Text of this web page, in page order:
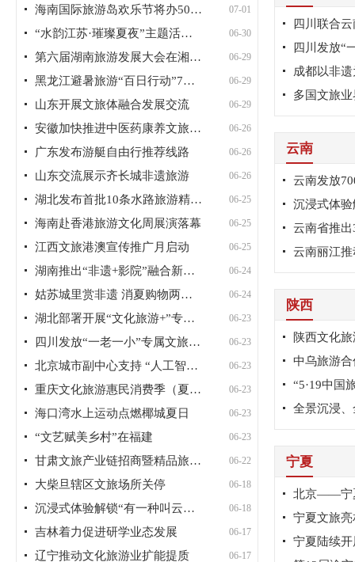
海南国际旅游岛欢乐节将办50余场活动 07-01
“水韵江苏·璀璨夏夜”主题活动启动 06-30
第六届湖南旅游发展大会在湘潭举办 06-29
黑龙江避暑旅游“百日行动”7月启动 06-29
山东开展文旅体融合发展交流 06-29
安徽加快推进中医药康养文旅融合发展 06-26
广东发布游艇自由行推荐线路 06-26
山东交流展示齐长城非遗旅游 06-26
湖北发布首批10条水路旅游精品航线 06-25
海南赴香港旅游文化周展演落幕 06-25
江西文旅港澳宣传推广月启动 06-25
湖南推出“非遗+影院”融合新玩法 06-24
姑苏城里赏非遗 消夏购物两相宜 06-24
湖北部署开展“文化旅游+”专项行动 06-23
四川发放“一老一小”专属文旅消费券 06-23
北京城市副中心支持 “人工智能+... 06-23
重庆文化旅游惠民消费季（夏季）启幕 06-23
海口湾水上运动点燃椰城夏日 06-23
“文艺赋美乡村”在福建 06-23
甘肃文旅产业链招商暨精品旅游线... 06-22
大柴旦辖区文旅场所关停 06-18
沉浸式体验解锁“有一种叫云南的... 06-18
吉林着力促进研学业态发展 06-17
辽宁推动文化旅游业扩能提质 06-17
多国文旅
云南
云南发放
云南丽江推
陕西
陕西文化
中乌旅游
宁夏
宁夏陆续